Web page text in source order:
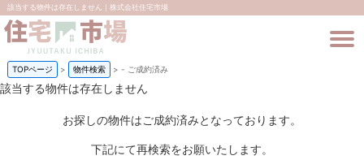
該当する物件は存在しません｜株式会社住宅市場
TOPページ > 物件検索 > - ご成約済み
該当する物件は存在しません
お探しの物件はご成約済みとなっております。
下記にて再検索をお願いたします。